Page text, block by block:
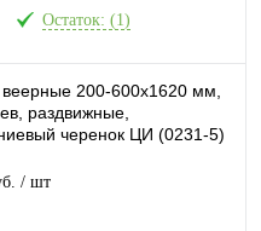
Остаток: (1)
веерные 200-600х1620 мм,
раздвижные,
черенок ЦИ (0231-5)
/ шт